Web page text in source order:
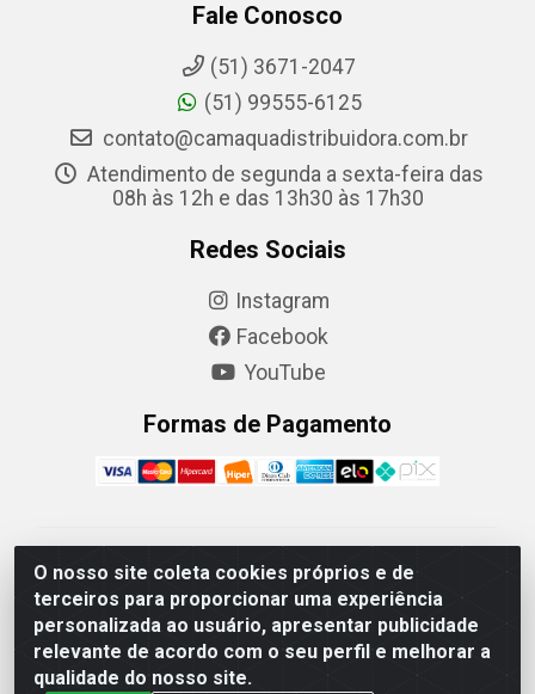
O nosso site coleta cookies próprios e de
terceiros para proporcionar uma experiência
personalizada ao usuário, apresentar publicidade
relevante de acordo com o seu perfil e melhorar a
qualidade do nosso site.
Fale Conosco
(51) 3671-2047
(51) 99555-6125
contato@camaquadistribuidora.com.br
Atendimento de segunda a sexta-feira das
08h às 12h e das 13h30 às 17h30
Redes Sociais
Instagram
Facebook
YouTube
Formas de Pagamento
Camaquã Distribuidora Ltda - Avenida Conego Luiz W
Hanquet, 1001 - Parque Residencial do Arroio Duro,
Camaquã/RS - CEP 96.789-102 - CNPJ
07.061.124/0001-26